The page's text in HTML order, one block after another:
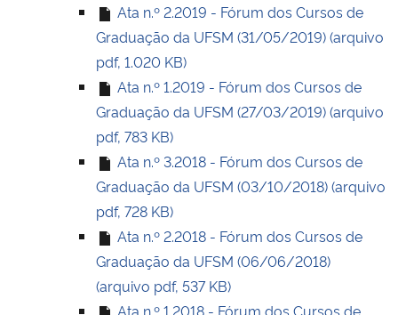
Banco Central do BrasilAta n.º 2.2019 - Fórum dos Cursos de
Graduação da UFSM (31/05/2019) (arquivo
pdf, 1.020 KB)
Ata n.º 1.2019 - Fórum dos Cursos de
Graduação da UFSM (27/03/2019) (arquivo
pdf, 783 KB)
Ata n.º 3.2018 - Fórum dos Cursos de
Graduação da UFSM (03/10/2018) (arquivo
pdf, 728 KB)
Ata n.º 2.2018 - Fórum dos Cursos de
Graduação da UFSM (06/06/2018)
(arquivo pdf, 537 KB)
Ata n.º 1.2018 - Fórum dos Cursos de